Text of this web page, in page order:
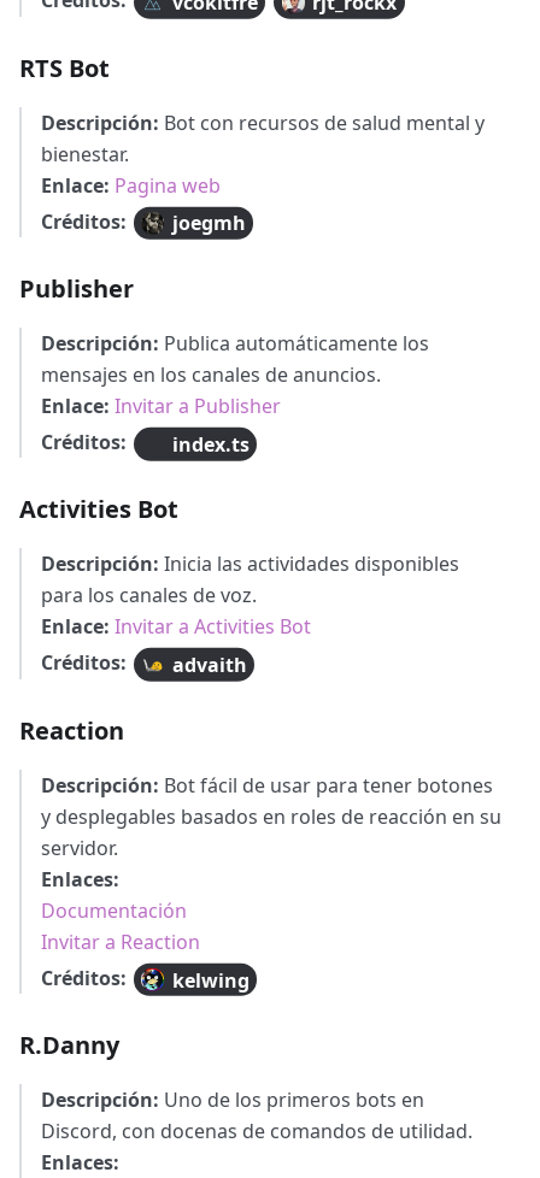
RTS Bot
Descripción: Bot con recursos de salud mental y
bienestar.
Enlace: Pagina web
Créditos:
joegmh
Publisher
Descripción: Publica automáticamente los
mensajes en los canales de anuncios.
Enlace: Invitar a Publisher
Créditos:
index.ts
Activities Bot
Descripción: Inicia las actividades disponibles
para los canales de voz.
Enlace: Invitar a Activities Bot
Créditos:
advaith
Reaction
Descripción: Bot fácil de usar para tener botones
y desplegables basados en roles de reacción en su
servidor.
Enlaces:
Documentación
Invitar a Reaction
Créditos:
kelwing
R.Danny
Descripción: Uno de los primeros bots en
Discord, con docenas de comandos de utilidad.
Enlaces: